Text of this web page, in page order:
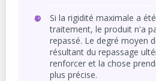
Si la rigidité maximale a
traitement, le produit n'a
repassé. Le degré moyen
résultant du repassage
renforcer et la chose
plus précise.